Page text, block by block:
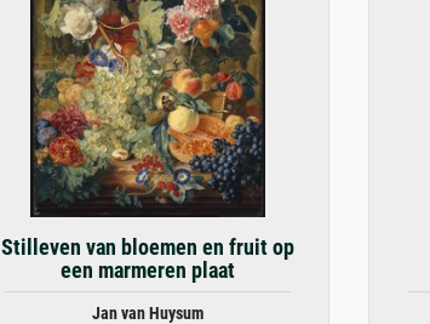
Stilleven van bloemen en fruit op
een marmeren plaat
Jan van Huysum